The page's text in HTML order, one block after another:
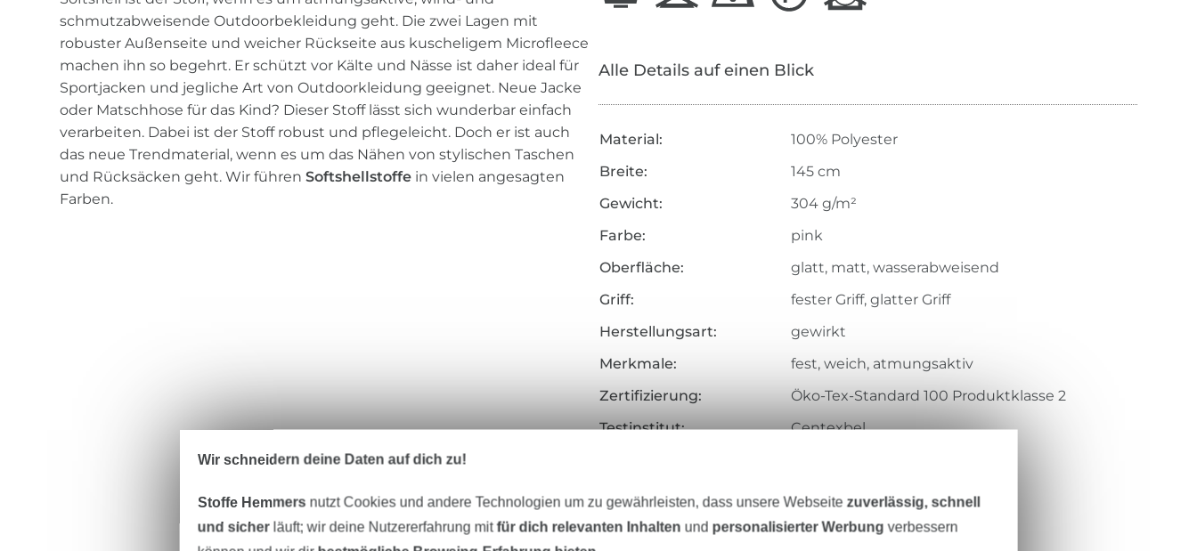
schmutzabweisende Outdoorbekleidung geht. Die zwei Lagen mit
robuster Außenseite und weicher Rückseite aus kuscheligem Microfleece
machen ihn so begehrt. Er schützt vor Kälte und Nässe ist daher ideal für
Sportjacken und jegliche Art von Outdoorkleidung geeignet. Neue Jacke
oder Matschhose für das Kind? Dieser Stoff lässt sich wunderbar einfach
verarbeiten. Dabei ist der Stoff robust und pflegeleicht. Doch er ist auch
das neue Trendmaterial, wenn es um das Nähen von stylischen Taschen
und Rücksäcken geht. Wir führenSoftshellstoffe in vielen angesagten
Farben.
Alle Details auf einen Blick
Material:
100% Polyester
Breite:
145 cm
Gewicht:
304 g/m²
Farbe:
pink
Oberfläche:
glatt, matt, wasserabweisend
Griff:
fester Griff, glatter Griff
Herstellungsart:
gewirkt
Merkmale:
fest, weich, atmungsaktiv
Zertifizierung:
Öko-Tex-Standard 100 Produktklasse 2
Testinstitut:
Centexbel
Art.Nr.:
7004-017
Hersteller-Kontaktdaten
Wir schneidern deine Daten auf dich zu!
Stoffe Hemmers nutzt Cookies und andere Technologien um zu gewährleisten, dass unsere Webseitezuverlässig, schnell
und sicherläuft; wir deine Nutzererfahrung mitfür dich relevanten Inhalten und personalisierter Werbung verbessern